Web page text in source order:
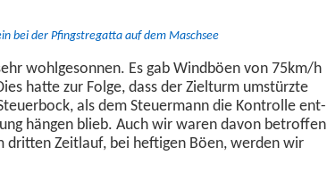
bei der Pfin­gstre­gat­ta auf dem Maschsee
wohlgeson­nen. Es gab Wind­böen von 75km/h
hat­te zur Folge, dass der Ziel­turm umstürzte
als dem Steuer­mann die Kon­trolle ent­
hän­gen blieb. Auch wir waren davon betrof­fen
drit­ten Zeit­lauf, bei hefti­gen Böen, wer­den wir